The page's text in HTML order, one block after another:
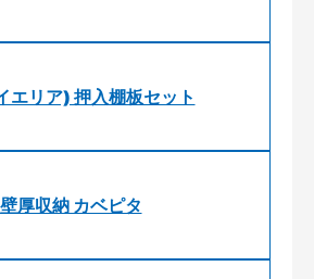
リア) 押入棚板セット
壁厚収納 カベピタ